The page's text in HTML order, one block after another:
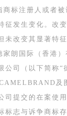
商标注册人或者
征发生变化。改
未改变其显著特
家朗国际（香港
公司（以下简称
及
司提交的在案使
标志与诉争商标